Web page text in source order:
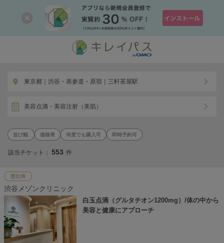
東京都｜渋谷・表参道・原宿｜三軒茶屋駅
美容点滴・美容注射（美肌）
価格帯 何度でも購入可 即時予約可
該当チケット： 553 件
恵比寿
渋谷メゾンクリニック
白玉点滴（グルタチオン1200mg）/体の中から
美容と健康にアプローチ